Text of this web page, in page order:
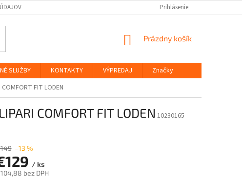
Prihlásenie
NÁKUPNÝ
Prázdny košík
SLUŽBY KONTAKTY VÝPREDAJ
Značky
COMFORT FIT LODEN
COMFORT FIT LODEN 10230165
–13 %
/ ks
bez DPH